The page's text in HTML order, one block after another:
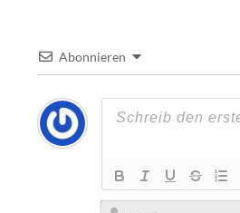
Abonnieren